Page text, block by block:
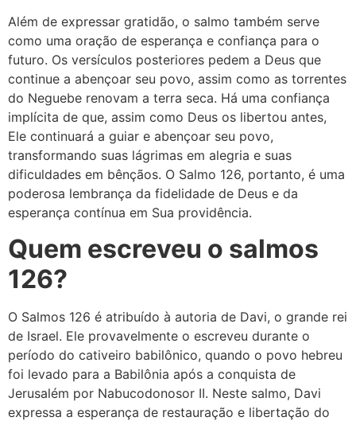
Além de expressar gratidão, o salmo também serve
como uma oração de esperança e confiança para o
futuro. Os versículos posteriores pedem a Deus que
continue a abençoar seu povo, assim como as torrentes
do Neguebe renovam a terra seca. Há uma confiança
implícita de que, assim como Deus os libertou antes,
Ele continuará a guiar e abençoar seu povo,
transformando suas lágrimas em alegria e suas
dificuldades em bênçãos. O Salmo 126, portanto, é uma
poderosa lembrança da fidelidade de Deus e da
esperança contínua em Sua providência.
Quem escreveu o salmos
126?
O Salmos 126 é atribuído à autoria de Davi, o grande rei
de Israel. Ele provavelmente o escreveu durante o
período do cativeiro babilônico, quando o povo hebreu
foi levado para a Babilônia após a conquista de
Jerusalém por Nabucodonosor II. Neste salmo, Davi
expressa a esperança de restauração e libertação do